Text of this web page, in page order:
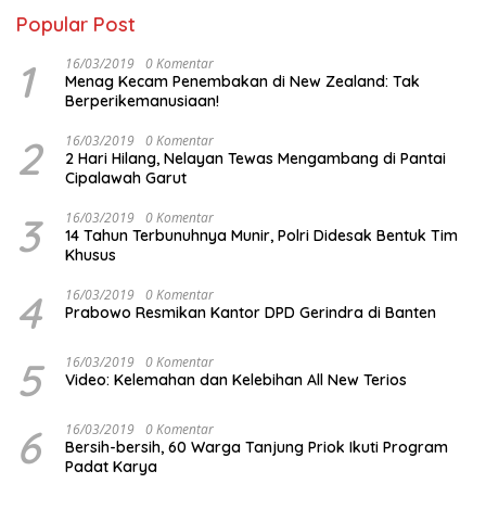
Popular Post
1 16/03/2019 0 Komentar
Menag Kecam Penembakan di New Zealand: Tak
Berperikemanusiaan!
2 16/03/2019 0 Komentar
2 Hari Hilang, Nelayan Tewas Mengambang di Pantai
Cipalawah Garut
3 16/03/2019 0 Komentar
14 Tahun Terbunuhnya Munir, Polri Didesak Bentuk Tim
Khusus
4 16/03/2019 0 Komentar
Prabowo Resmikan Kantor DPD Gerindra di Banten
5 16/03/2019 0 Komentar
Video: Kelemahan dan Kelebihan All New Terios
6 16/03/2019 0 Komentar
Bersih-bersih, 60 Warga Tanjung Priok Ikuti Program
Padat Karya